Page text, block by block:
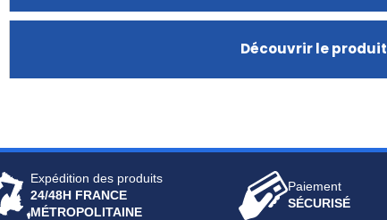
Découvrir le produit
Expédition des produits
24/48H FRANCE
MÉTROPOLITAINE
Paiement
SÉCURISÉ